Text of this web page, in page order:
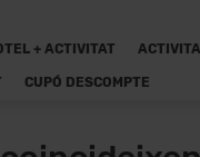
+ ACTIVITAT
CUPÓ DESCOMPTE